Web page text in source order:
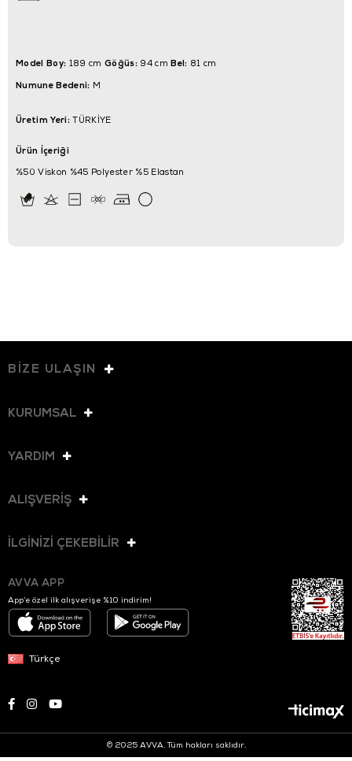
Model Boy: 189 cm Göğüs:94 cmBel: 81 cm
Numune Bedeni: M
Üretim Yeri:TÜRKİYE
Ürün İçeriği
%50 Viskon %45 Polyester %5 Elastan
BİZE ULAŞIN
KURUMSAL
YARDIM
ALIŞVERİŞ
İLGİNİZİ ÇEKEBİLİR
AVVA APP
App’e özel ilk alışverişe %10 indirim!
Türkçe
© 2025 AVVA. Tüm hakları saklıdır.